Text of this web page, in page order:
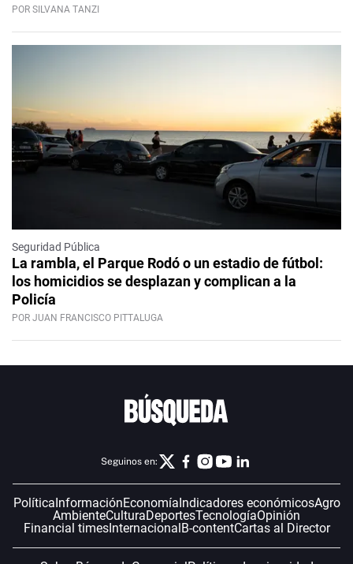
POR SILVANA TANZI
Seguridad Pública
La rambla, el Parque Rodó o un estadio de fútbol:
los homicidios se desplazan y complican a la
Policía
POR JUAN FRANCISCO PITTALUGA
Seguinos en:
Política InformaciónEconomía Indicadores económicosAgro
AmbienteCulturaDeportesTecnologíaOpinión
Financial timesInternacional B-contentCartas al Director